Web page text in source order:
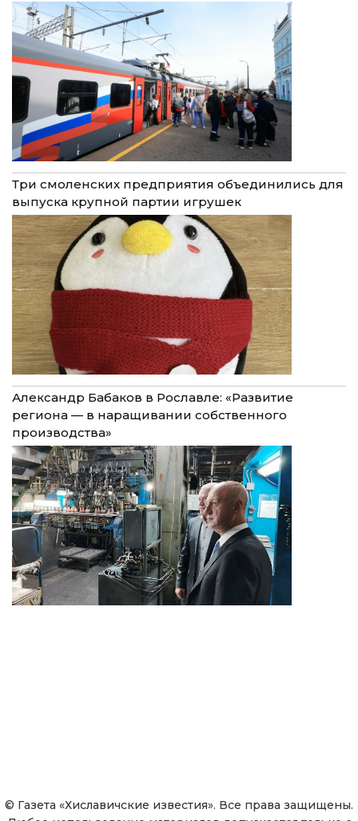
Три смоленских предприятия объединились для
выпуска крупной партии игрушек
Александр Бабаков в Рославле: «Развитие
региона — в наращивании собственного
производства»
© Газета «Хиславичские известия». Все права защищены.